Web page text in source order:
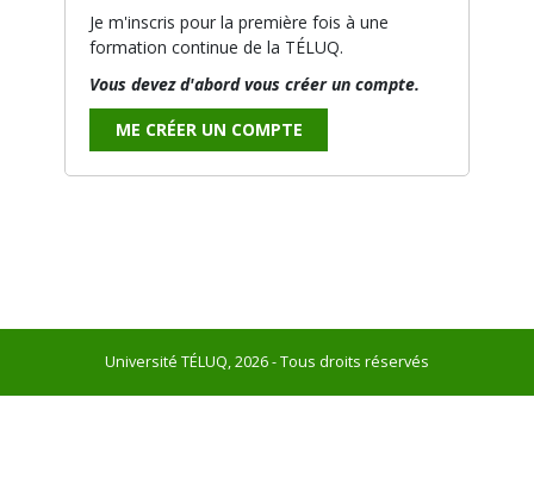
Je m'inscris pour la première fois à une
formation continue de la TÉLUQ.
Vous devez d'abord vous créer un compte.
ME CRÉER UN COMPTE
Université TÉLUQ, 2026 - Tous droits réservés